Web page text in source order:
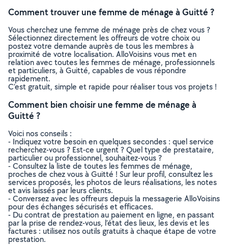
Comment trouver une femme de ménage à Guitté ?
Vous cherchez une femme de ménage près de chez vous ?
Sélectionnez directement les offreurs de votre choix ou
postez votre demande auprès de tous les membres à
proximité de votre localisation. AlloVoisins vous met en
relation avec toutes les femmes de ménage, professionnels
et particuliers, à Guitté, capables de vous répondre
rapidement.
C’est gratuit, simple et rapide pour réaliser tous vos projets !
Comment bien choisir une femme de ménage à
Guitté ?
Voici nos conseils :
- Indiquez votre besoin en quelques secondes : quel service
recherchez-vous ? Est-ce urgent ? Quel type de prestataire,
particulier ou professionnel, souhaitez-vous ?
- Consultez la liste de toutes les femmes de ménage,
proches de chez vous à Guitté ! Sur leur profil, consultez les
services proposés, les photos de leurs réalisations, les notes
et avis laissés par leurs clients.
- Conversez avec les offreurs depuis la messagerie AlloVoisins
pour des échanges sécurisés et efficaces.
- Du contrat de prestation au paiement en ligne, en passant
par la prise de rendez-vous, l’état des lieux, les devis et les
factures : utilisez nos outils gratuits à chaque étape de votre
prestation.